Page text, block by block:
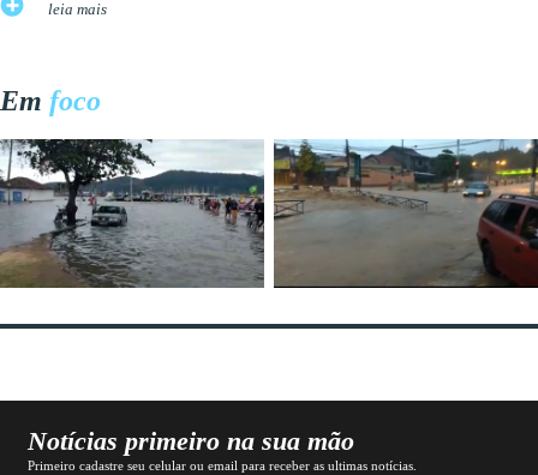
leia mais
Em foco
Notícias primeiro na sua mão
Primeiro cadastre seu celular ou email para receber as ultimas notícias.